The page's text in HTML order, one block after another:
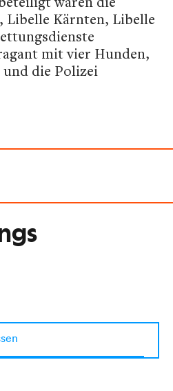
Kärnten, Libelle
mit vier Hunden,
die Polizei